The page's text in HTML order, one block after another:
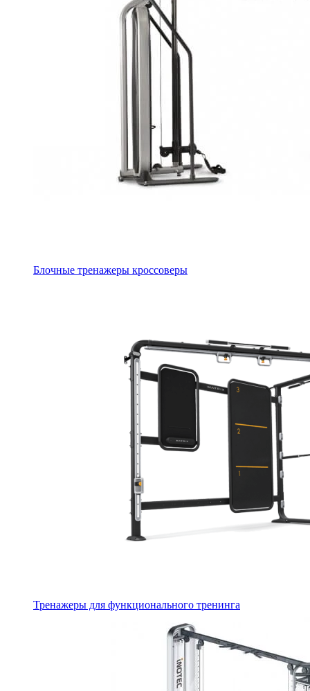
Блочные тренажеры кроссоверы
Тренажеры для функционального тренинга